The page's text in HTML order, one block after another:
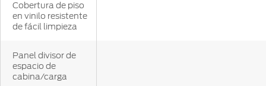
Cobertura de piso
en vinilo resistente
de fácil limpieza
Panel divisor de
espacio de
cabina/carga